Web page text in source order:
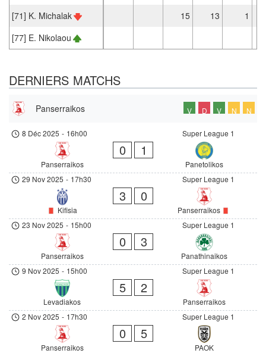
[71] K. Michalak
15 13
1
[77] E. Nikolaou
DERNIERS MATCHS
Panserraikos V D V N N
Super League 1
8 Déc 2025 - 16h00
Panserraikos
0 1
Panetolikos
Super League 1
29 Nov 2025 - 17h30
Kifisia
3 0
Panserraikos
Super League 1
23 Nov 2025 - 15h00
Panserraikos
0 3
Panathinaikos
Super League 1
9 Nov 2025 - 15h00
Levadiakos
5 2
Panserraikos
Super League 1
2 Nov 2025 - 17h30
Panserraikos
0 5
PAOK